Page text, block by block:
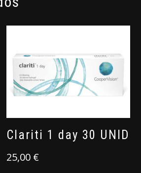
Clariti 1 day 30 UNID
25,00 €